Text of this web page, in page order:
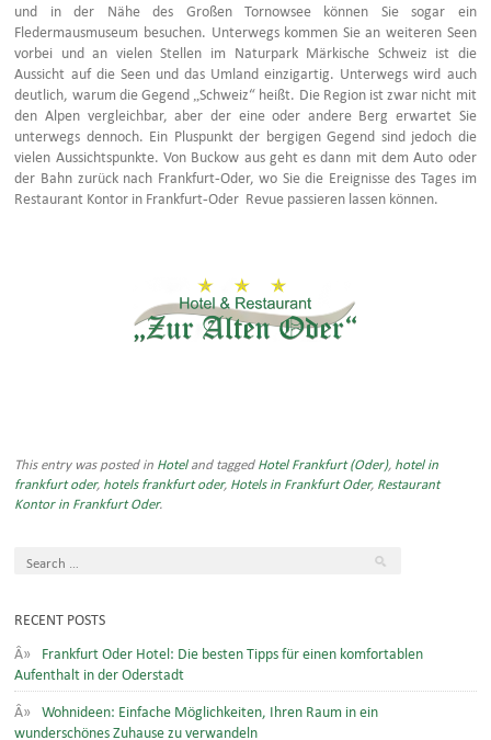
und in der Nähe des Großen Tornowsee können Sie sogar ein
Fledermausmuseum besuchen. Unterwegs kommen Sie an weiteren Seen
vorbei und an vielen Stellen im Naturpark Märkische Schweiz ist die
Aussicht auf die Seen und das Umland einzigartig. Unterwegs wird auch
deutlich, warum die Gegend „Schweiz“ heißt. Die Region ist zwar nicht mit
den Alpen vergleichbar, aber der eine oder andere Berg erwartet Sie
unterwegs dennoch. Ein Pluspunkt der bergigen Gegend sind jedoch die
vielen Aussichtspunkte. Von Buckow aus geht es dann mit dem Auto oder
der Bahn zurück nach Frankfurt-Oder, wo Sie die Ereignisse des Tages im
Restaurant Kontor in Frankfurt-Oder Revue passieren lassen können.
This entry was posted in Hoteland tagged Hotel Frankfurt (Oder), hotel in
frankfurt oder, hotels frankfurt oder, Hotels in Frankfurt Oder, Restaurant
Kontor in Frankfurt Oder.
RECENT POSTS
Frankfurt Oder Hotel: Die besten Tipps für einen komfortablen
Aufenthalt in der Oderstadt
Wohnideen: Einfache Möglichkeiten, Ihren Raum in ein
wunderschönes Zuhause zu verwandeln